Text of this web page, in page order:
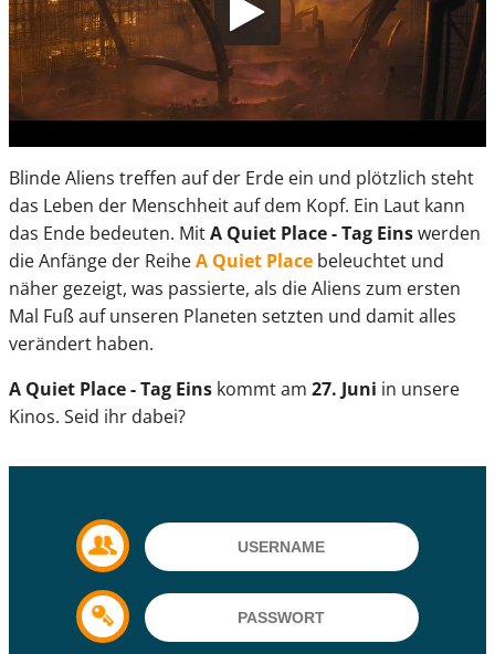
Blinde Aliens treffen auf der Erde ein und plötzlich steht
das Leben der Menschheit auf dem Kopf. Ein Laut kann
das Ende bedeuten. MitA Quiet Place - Tag Einswerden
die Anfänge der ReiheA Quiet Place beleuchtet und
näher gezeigt, was passierte, als die Aliens zum ersten
Mal Fuß auf unseren Planeten setzten und damit alles
verändert haben.
A Quiet Place - Tag Eins kommt am 27. Juni in unsere
Kinos. Seid ihr dabei?